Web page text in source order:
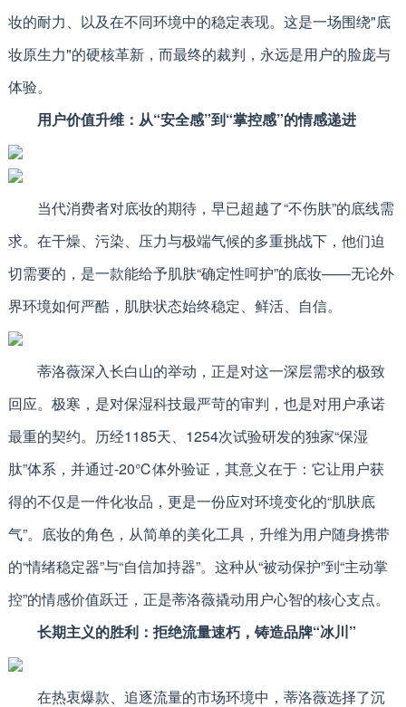
妆的耐力、以及在不同环境中的稳定表现。这是一场围绕"底
妆原生力"的硬核革新，而最终的裁判，永远是用户的脸庞与
体验。
用户价值升维：从“安全感”到“掌控感”的情感递进
当代消费者对底妆的期待，早已超越了“不伤肤”的底线需
求。在干燥、污染、压力与极端气候的多重挑战下，他们迫
切需要的，是一款能给予肌肤“确定性呵护”的底妆——无论外
界环境如何严酷，肌肤状态始终稳定、鲜活、自信。
蒂洛薇深入长白山的举动，正是对这一深层需求的极致
回应。极寒，是对保湿科技最严苛的审判，也是对用户承诺
最重的契约。历经1185天、1254次试验研发的独家“保湿
肽”体系，并通过-20℃体外验证，其意义在于：它让用户获
得的不仅是一件化妆品，更是一份应对环境变化的“肌肤底
气”。底妆的角色，从简单的美化工具，升维为用户随身携带
的“情绪稳定器”与“自信加持器”。这种从“被动保护”到“主动掌
控”的情感价值跃迁，正是蒂洛薇撬动用户心智的核心支点。
长期主义的胜利：拒绝流量速朽，铸造品牌“冰川”
在热衷爆款、追逐流量的市场环境中，蒂洛薇选择了沉